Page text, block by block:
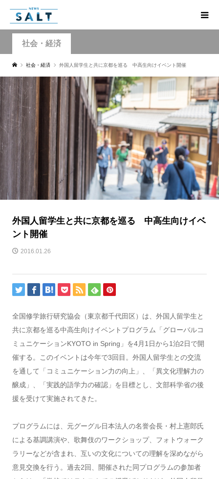
社会・経済
社会・経済 外国人留学生と共に京都を巡る 中高生向けイベント開催
外国人留学生と共に京都を巡る 中高生向けイベ
ント開催
2016.01.26
全国修学旅行研究協会（東京都千代田区）は、外国人留学生と
共に京都を巡る中高生向けイベントプログラム「グローバルコ
ミュニケーションKYOTO in Spring」を4月1日から1泊2日で開
催する。このイベントは今年で3回目。外国人留学生との交流
を通して「コミュニケーション力の向上」、「異文化理解力の
醸成」、「実践的語学力の確認」を目標とし、文部科学省の後
援を受けて実施されてきた。
プログラムには、元グーグル日本法人の名誉会長・村上憲郎氏
による基調講演や、歌舞伎のワークショップ、フォトウォーク
ラリーなどが含まれ、互いの文化についての理解を深めながら
意見交換を行う。過去2回、開催された同プログラムの参加者